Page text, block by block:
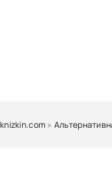
knizkin.com »